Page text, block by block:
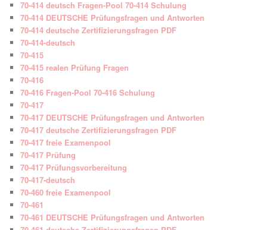
70-414 deutsch Fragen-Pool 70-414 Schulung
70-414 DEUTSCHE Prüfungsfragen und Antworten
70-414 deutsche Zertifizierungsfragen PDF
70-414-deutsch
70-415
70-415 realen Prüfung Fragen
70-416
70-416 Fragen-Pool 70-416 Schulung
70-417
70-417 DEUTSCHE Prüfungsfragen und Antworten
70-417 deutsche Zertifizierungsfragen PDF
70-417 freie Examenpool
70-417 Prüfung
70-417 Prüfungsvorbereitung
70-417-deutsch
70-460 freie Examenpool
70-461
70-461 DEUTSCHE Prüfungsfragen und Antworten